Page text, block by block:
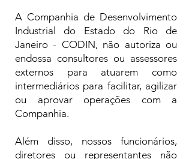
A Companhia de Desenvolvimento
Industrial do Estado do Rio de
Janeiro - CODIN, não autoriza ou
endossa consultores ou assessores
externos para atuarem como
intermediários para facilitar, agilizar
ou aprovar operações com a
Companhia.
Além disso, nossos funcionários,
diretores ou representantes não